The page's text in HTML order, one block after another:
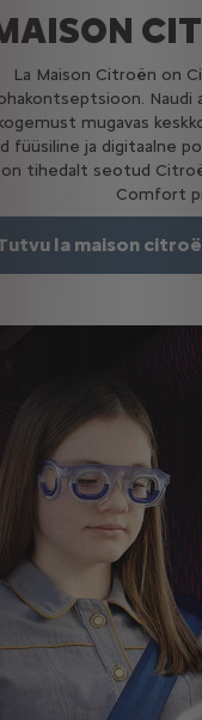
La Maison Citroën on
Naudi
mugavas
füüsiline ja digitaalne
tihedalt seotud
Comfort
la maison